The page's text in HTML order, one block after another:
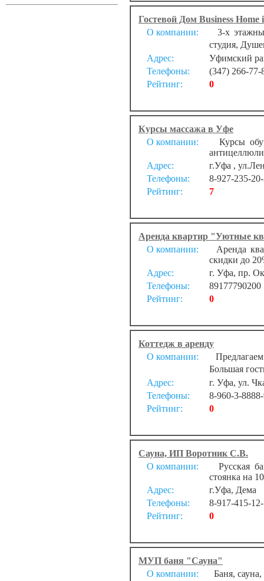
Гостевой Дом Business Home
О компании:
3-х
студия,
Адрес:
Уфимский
Телефоны:
(347) 266-77-
Рейтинг:
0
Курсы массажа в Уфе
О компании:
Курсы
Адрес:
г.Уфа ,
Телефоны:
8-927-235-
Рейтинг:
7
Аренда квартир "Уютные
О компании:
Аренда
скидки до
Адрес:
г. Уфа, пр.
Телефоны:
89177790200
Рейтинг:
0
Коттедж в аренду
О компании:
Большая
Адрес:
г. Уфа, ул.
Телефоны:
8-960-3-
Рейтинг:
0
Сауна, ИП Воротник С.В.
О компании:
Русская
стоянка на
Адрес:
г.Уфа, Дема
Телефоны:
8-917-415-
Рейтинг:
0
МУП баня "Сауна"
О компании:
Баня,